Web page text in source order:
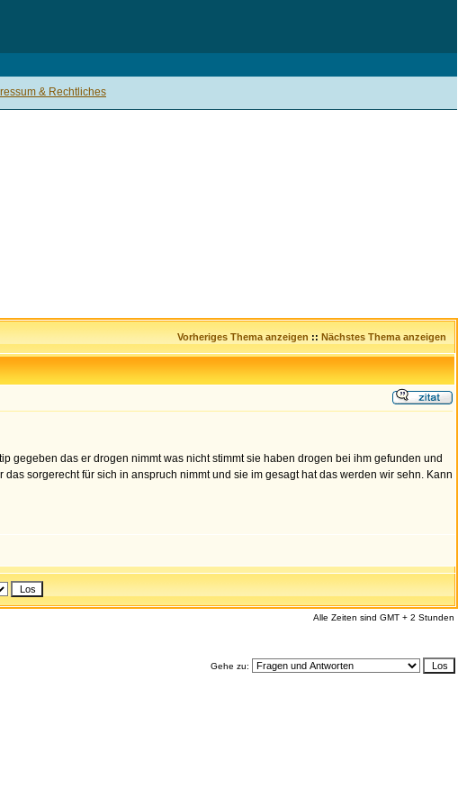
Vorheriges Thema anzeigen :: Nächstes Thema anzeigen
das er drogen nimmt was nicht stimmt sie haben drogen bei ihm gefunden und
sorgerecht für sich in anspruch nimmt und sie im gesagt hat das werden wir sehn. Kann
Alle Zeiten sind GMT + 2 Stunden
Gehe zu:
& Rechtliches